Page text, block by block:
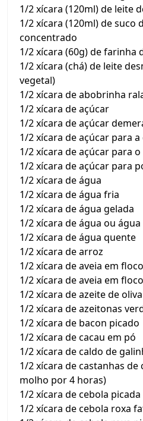
1/2 xícara (120ml) de leite
1/2 xícara (120ml) de suco
concentrado
1/2 xícara (60g) de farinha
1/2 xícara (chá) de leite
vegetal)
1/2 xícara de abobrinha
1/2 xícara de açúcar
1/2 xícara de açúcar
1/2 xícara de açúcar para
1/2 xícara de açúcar para
1/2 xícara de açúcar para
1/2 xícara de água
1/2 xícara de água fria
1/2 xícara de água gelada
1/2 xícara de água ou água
1/2 xícara de água quente
1/2 xícara de arroz
1/2 xícara de aveia em
1/2 xícara de aveia em
1/2 xícara de azeite de oliva
1/2 xícara de azeitonas
1/2 xícara de bacon picado
1/2 xícara de cacau em pó
1/2 xícara de caldo de
1/2 xícara de castanhas de
molho por 4 horas)
1/2 xícara de cebola picada
1/2 xícara de cebola roxa